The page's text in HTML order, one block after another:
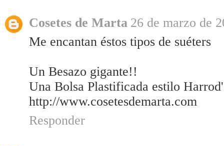
Cosetes de Marta 26 de marzo de
Me encantan éstos tipos de suéters
Un Besazo gigante!!
Una Bolsa Plastificada estilo
http://www.cosetesdemarta.com
Responder